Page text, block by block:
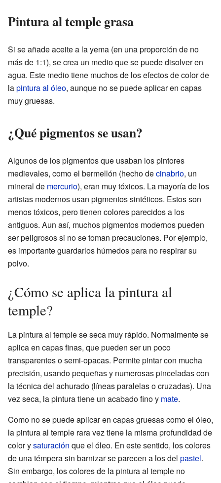
Pintura al temple grasa
Si se añade aceite a la yema (en una proporción de no
más de 1:1), se crea un medio que se puede disolver en
agua. Este medio tiene muchos de los efectos de color de
lapintura al óleo, aunque no se puede aplicar en capas
muy gruesas.
¿Qué pigmentos se usan?
Algunos de los pigmentos que usaban los pintores
medievales, como el bermellón (hecho decinabrio, un
mineral de mercurio), eran muy tóxicos. La mayoría de los
artistas modernos usan pigmentos sintéticos. Estos son
menos tóxicos, pero tienen colores parecidos a los
antiguos. Aun así, muchos pigmentos modernos pueden
ser peligrosos si no se toman precauciones. Por ejemplo,
es importante guardarlos húmedos para no respirar su
polvo.
¿Cómo se aplica la pintura al
temple?
La pintura al temple se seca muy rápido. Normalmente se
aplica en capas finas, que pueden ser un poco
transparentes o semi-opacas. Permite pintar con mucha
precisión, usando pequeñas y numerosas pinceladas con
la técnica del achurado (líneas paralelas o cruzadas). Una
vez seca, la pintura tiene un acabado fino y mate.
Como no se puede aplicar en capas gruesas como el óleo,
la pintura al temple rara vez tiene la misma profundidad de
color ysaturación que el óleo. En este sentido, los colores
de una témpera sin barnizar se parecen a los del pastel.
Sin embargo, los colores de la pintura al temple no